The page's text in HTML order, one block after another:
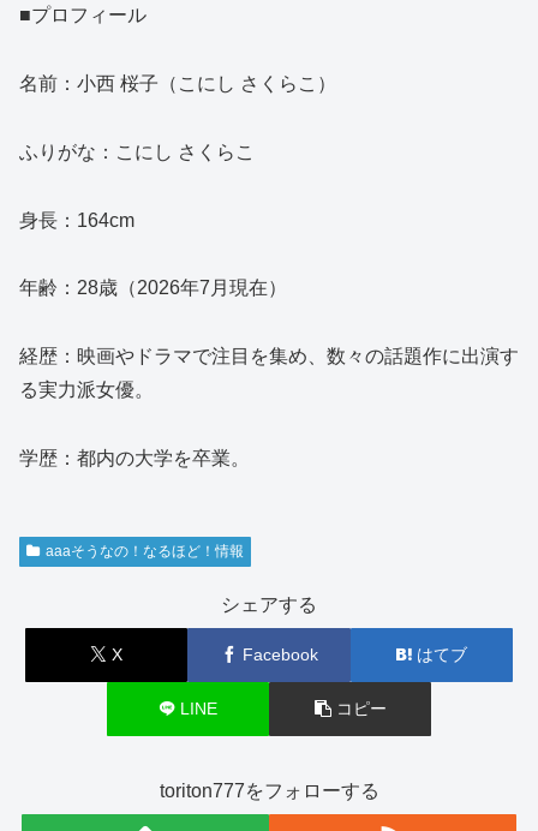
■プロフィール
名前：小西 桜子（こにし さくらこ）
ふりがな：こにし さくらこ
身長：164cm
年齢：28歳（2026年7月現在）
経歴：映画やドラマで注目を集め、数々の話題作に出演す
る実力派女優。
学歴：都内の大学を卒業。
aaaそうなの！なるほど！情報
シェアする
X Facebook はてブ
LINE コピー
toriton777をフォローする